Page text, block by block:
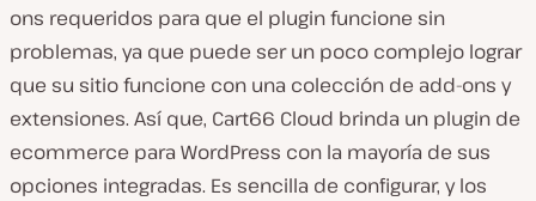
ons requeridos para que el plugin funcione sin
problemas, ya que puede ser un poco complejo lograr
que su sitio funcione con una colección de add-ons y
extensiones. Así que, Cart66 Cloud brinda un plugin de
ecommerce para WordPress con la mayoría de sus
opciones integradas. Es sencilla de configurar, y los